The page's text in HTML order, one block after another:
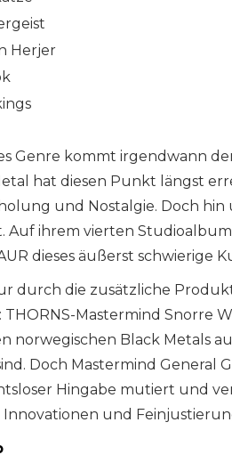
Herjer
Genre kommt irgendwann
hat diesen Punkt längst
und Nostalgie. Doch hin
Auf ihrem vierten Studioalbum
dieses äußerst schwierige
durch die zusätzliche
THORNS-Mastermind Snorre
norwegischen Black Metals
Doch Mastermind General
Hingabe mutiert und
und